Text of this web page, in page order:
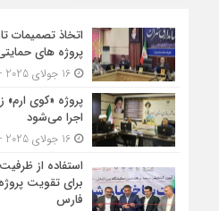
اتخاذ تصمیمات
پروژه های
16 جولای 2025 - 10:52
پروژه «کوی
اجرا می‌شود
16 جولای 2025 - 9:23
استفاده از
برای تقویت
فارس